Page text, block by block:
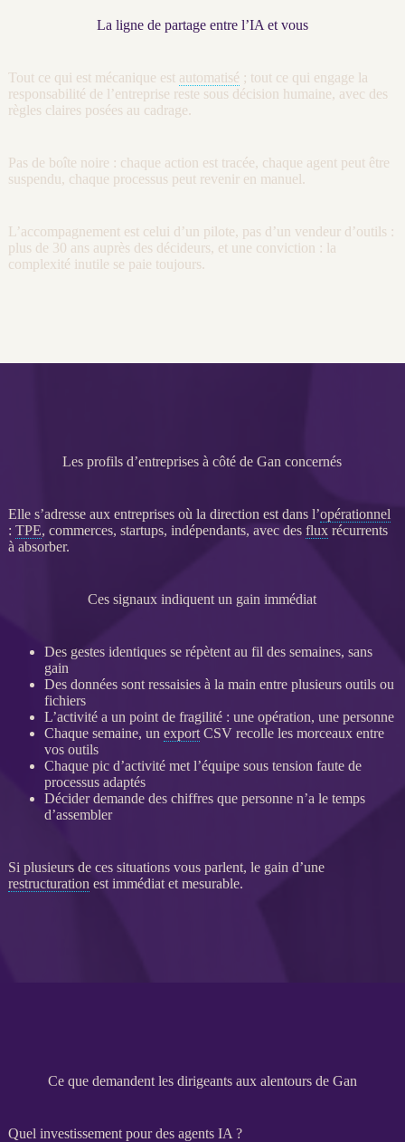
La ligne de partage entre l’IA et vous
Tout ce qui est mécanique est automatisé ; tout ce qui engage la
responsabilité de l’entreprise reste sous décision humaine, avec des
règles claires posées au cadrage.
Pas de boîte noire : chaque action est tracée, chaque agent peut être
suspendu, chaque processus peut revenir en manuel.
L’accompagnement est celui d’un pilote, pas d’un vendeur d’outils :
plus de 30 ans auprès des décideurs, et une conviction : la
complexité inutile se paie toujours.
Les profils d’entreprises à côté de Gan concernés
Elle s’adresse aux entreprises où la direction est dans l’opérationnel
: TPE, commerces, startups, indépendants, avec des fluxrécurrents
à absorber.
Ces signaux indiquent un gain immédiat
Des gestes identiques se répètent au fil des semaines, sans
gain
Des donnéessont ressaisies à la main entre plusieurs outils ou
fichiers
L’activité a un point de fragilité : une opération, une personne
Chaque semaine, un exportCSV recolle les morceaux entre
vos outils
Chaque pic d’activité met l’équipe sous tension faute de
processusadaptés
Décider demande des chiffres que personne n’a le temps
d’assembler
Si plusieurs de ces situations vous parlent, le gain d’une
restructuration est immédiat et mesurable.
Ce que demandent les dirigeants aux alentours de Gan
Quel investissement pour des agents IA ?